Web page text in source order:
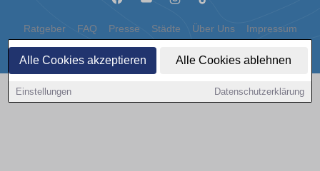
Alle Cookies akzeptieren Alle Cookies ablehnen
Einstellungen Datenschutzerklärung
Ratgeber FAQ Presse Städte Über Uns Impressum
Datenschutz Cookies
Copyright © 2000 - 2026 | 1A Infosysteme GmbH | Content by: 1a-sites-autos